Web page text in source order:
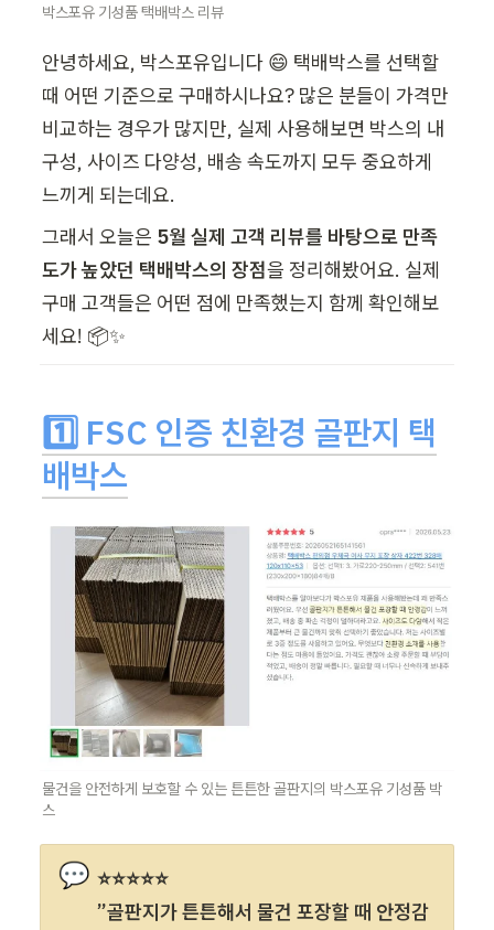
박스포유 기성품 택배박스 리뷰
안녕하세요, 박스포유입니다 😄 택배박스를 선택할
때 어떤 기준으로 구매하시나요? 많은 분들이 가격만
비교하는 경우가 많지만, 실제 사용해보면 박스의 내
구성, 사이즈 다양성, 배송 속도까지 모두 중요하게
느끼게 되는데요.
그래서 오늘은 5월 실제 고객 리뷰를 바탕으로 만족
도가 높았던 택배박스의 장점을 정리해봤어요. 실제
구매 고객들은 어떤 점에 만족했는지 함께 확인해보
세요! 📦✨
1️⃣ FSC 인증 친환경 골판지 택
배박스
물건을 안전하게 보호할 수 있는 튼튼한 골판지의 박스포유 기성품 박
스
💬 ⭐⭐⭐⭐⭐
”골판지가 튼튼해서 물건 포장할 때 안정감